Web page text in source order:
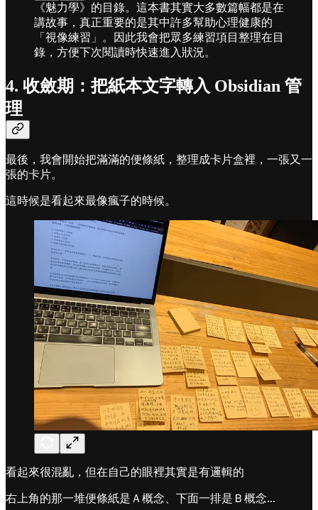
《魅力學》的目錄。這本書其實大多數篇幅都是在
講故事，真正重要的是其中許多幫助心理健康的
「視像練習」。因此我會把眾多練習項目整理在目
錄，方便下次閱讀時快速進入狀況。
4. 收斂期：把紙本文字轉入 Obsidian 管
理
最後，我會開始把滿滿的便條紙，整理成卡片盒裡，一張又一
張的卡片。
這時候是看起來最像瘋子的時候。
看起來很混亂，但在自己的眼裡其實是有邏輯的
右上角的那一堆便條紙是Ａ概念、下面一排是Ｂ概念...